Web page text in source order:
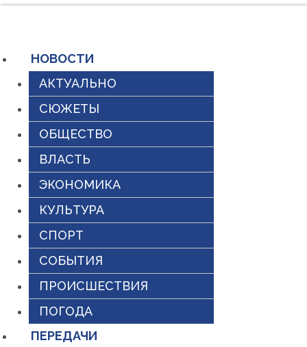
содержимому
НОВОСТИ
АКТУАЛЬНО
СЮЖЕТЫ
ОБЩЕСТВО
ВЛАСТЬ
ЭКОНОМИКА
КУЛЬТУРА
СПОРТ
СОБЫТИЯ
ПРОИСШЕСТВИЯ
ПОГОДА
ПЕРЕДАЧИ